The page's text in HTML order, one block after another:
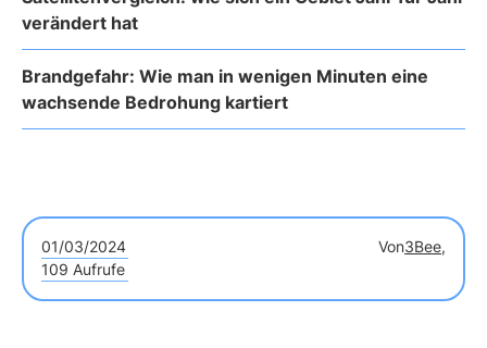
verändert hat
Brandgefahr: Wie man in wenigen Minuten eine
wachsende Bedrohung kartiert
01/03/2024 Von3Bee,
109 Aufrufe